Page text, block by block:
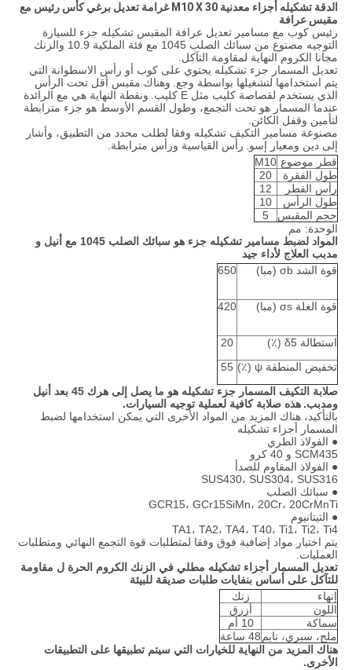
الدقة تشكيله أجزاء معدنية M10 X 30 غرامة تعديل برغي كأس رئيس مع
مقبس عرافة
رئيس كوب مع مسامير تعديل عرافة المقبس تشكيله جزء للسيارة
التوجيه مصنوع من سبائك الصلب 1045 مع فئة الملكية 10.9 والزنك
مجانا الكروم النهاية لمقاومة التآكل.
تعديل المسمار جزء تشكيله يحتوي على كوب أو رأس الاسطوانة التي
يتم استخدامها لتشغيلها بواسطة وجع. وهناك مقبس أقل تحت الرأس
الذي يستخدم لقصاصة كليب مثل E كليب.
ونقطة النهاية هي مع الرائدة
عندما المسمار هو تحت التجمع، وطول القسم الأوسط هو جزء مترابطة
لتأمين وقفل الكائن.
مصنوعة مسامير التكيف تشكيله وفقا لطلب محدد من التطبيق، وأشار
إلى دين ومعيار إسو. رأس القياسية ورأس مترابطة.
قطر موضوع M10
طول الفقرة
20
رأس القطر
12
طول الرأس
10
حجم المقبس
5
الوحدة: مم
المواد لضبط مسامير تشكيله جزء هو سبائك الصلب 1045 مع أنيل و
مدبب العلاج لأداء جيد
قوة الشد σb (مبا)
650
قوة الغلة σs (مبا) 420
استطالة δ5 (٪)
20
تخفيض المنطقة ψ (٪)
55
صلابة التكيف المسمار جزء تشكيله هو ما يصل إلى هرك 45 بعد أنيل
ومدبب. هذه صلابة كافية لعملية توجيه السيارات.
بالتأكيد، هناك المزيد من المواد الأخرى التي يمكن استخدامها لضبط
المسمار أجزاء تشكيله
● الفولاذ الطري
SCM435 و 40 كرو
● الفولاذ المقاوم للصدأ
SUS430، SUS304، SUS316
● سبائك الصلب
GCR15، GCr15SiMn، 20Cr، 20CrMnTi
● التيتانيوم
TA1، TA2، TA4، T40، Ti1، Ti2، Ti4
يتم اختيار مواد إضافية فوق وفقا لمتطلبات قوة التجمع النهائي ومتطلبات
العمليات.
تعديل المسمار أجزاء تشكيله مطلي في الزنك الكروم الحرة ل مقاومة
للتآكل على أساس بنفايات طلبات صديقة للبيئة
إنهاء
زنك
اللون
أزرق
سماكة
10 أم
ملح، سبري، تايم48 ساعة
هناك المزيد من النهاية للخيارات التي سيتم تطبيقها على التطبيقات
الأخرى.